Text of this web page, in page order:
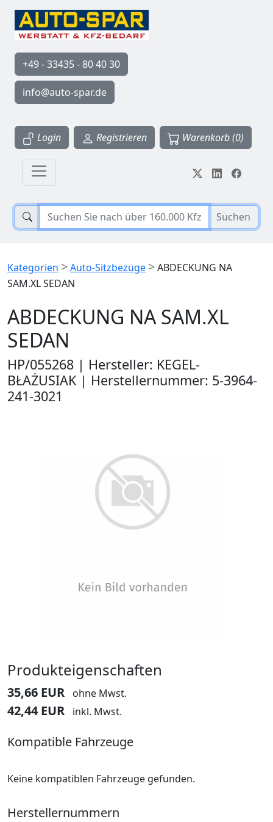
+49 - 33435 - 80 40 30
info@auto-spar.de
Login Registrieren Warenkorb (0)
Suchen
Kategorien >Auto-Sitzbezüge >ABDECKUNG NA
SAM.XL SEDAN
ABDECKUNG NA SAM.XL
SEDAN
HP/055268 | Hersteller: KEGEL-
BŁAŻUSIAK | Herstellernummer: 5-3964-
241-3021
Produkteigenschaften
35,66 EUR ohne Mwst.
42,44 EUR inkl. Mwst.
Kompatible Fahrzeuge
Keine kompatiblen Fahrzeuge gefunden.
Herstellernummern